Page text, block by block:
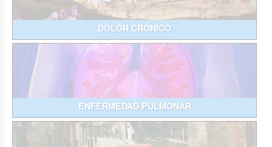
DOLOR CRÓNICO
ENFERMEDAD PULMONAR